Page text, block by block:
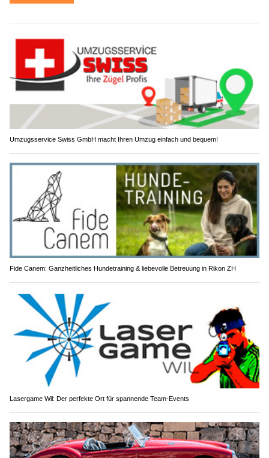
Umzugsservice Swiss GmbH macht Ihren Umzug einfach und bequem!
Fide Canem: Ganzheitliches Hundetraining & liebevolle Betreuung in Rikon ZH
Lasergame Wil: Der perfekte Ort für spannende Team-Events